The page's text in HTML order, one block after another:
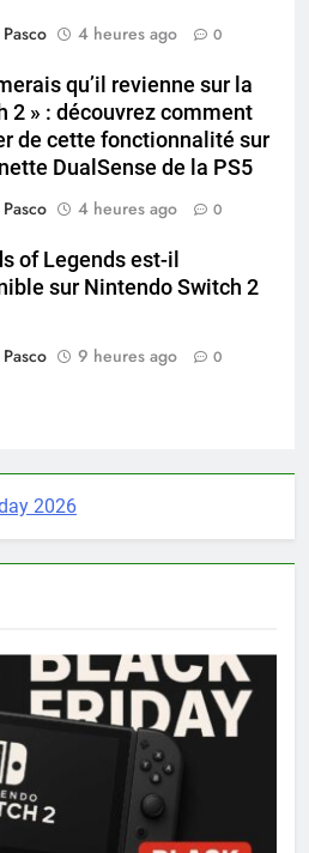
4 heures ago 0
qu’il revienne sur la
2 » : découvrez comment
de cette fonctionnalité sur
DualSense de la PS5
4 heures ago 0
of Legends est-il
sur Nintendo Switch 2
9 heures ago 0
2026